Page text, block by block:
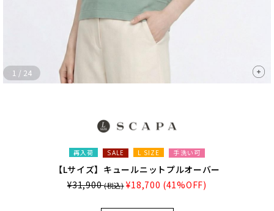
1 / 24
再入荷 SALE L SIZE 手洗い可
【Lサイズ】キュールニットプルオーバー
¥31,900(税込) ¥18,700 (41%OFF)